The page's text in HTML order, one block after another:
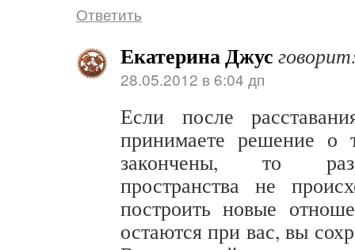
Ответить
Екатерина Джус
28.05.2012 в 6:04 дп
Если после
принимаете решение о
закончены, то
пространства не
построить новые
остаются при вас, вы